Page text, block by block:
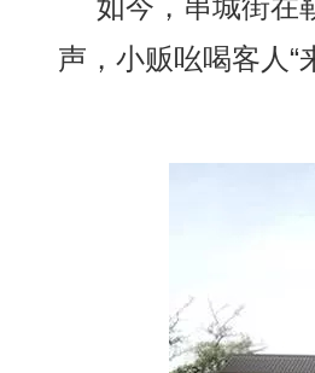
如今，串城街在
声， 小贩吆喝客人“